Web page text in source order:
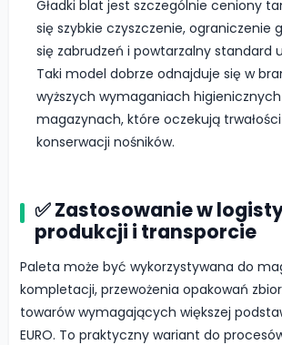
Gładki blat jest szczególnie ceniony
się szybkie czyszczenie, ograniczenie
się zabrudzeń i powtarzalny standard
Taki model dobrze odnajduje się w
wyższych wymaganiach
magazynach, które oczekują trwałości
konserwacji nośników.
✅ Zastosowanie w
produkcji i transporcie
Paleta może być wykorzystywana do
kompletacji, przewożenia opakowań
towarów wymagających większej
EURO. To praktyczny wariant do